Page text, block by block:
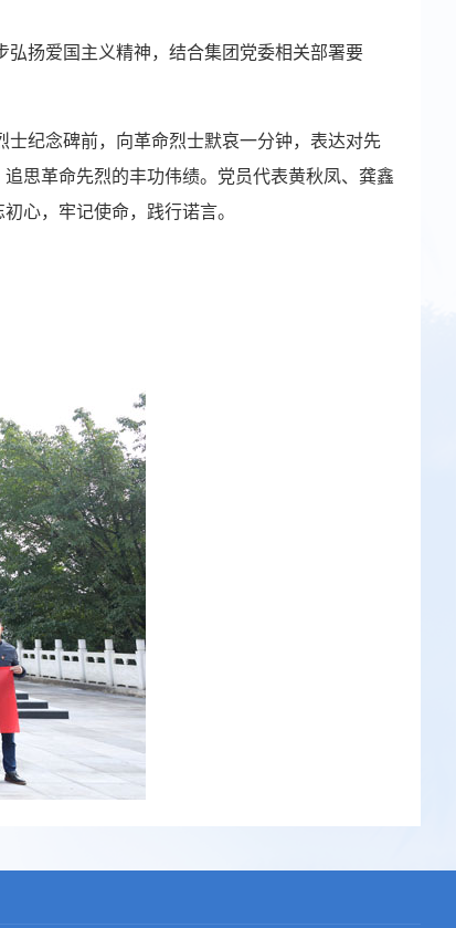
扬爱国主义精神，结合集团党委相关部署要
纪念碑前，向革命烈士默哀一分钟，表达对先
思革命先烈的丰功伟绩。党员代表黄秋凤、龚鑫
心，牢记使命，践行诺言。